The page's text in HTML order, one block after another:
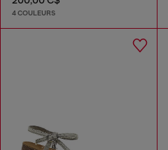
4 COULEURS